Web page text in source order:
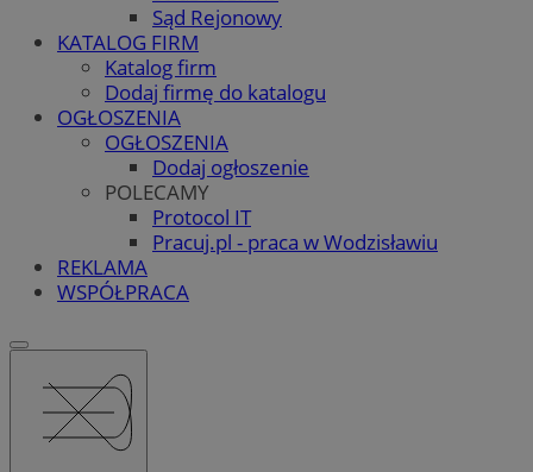
Sąd Rejonowy
KATALOG FIRM
Katalog firm
Dodaj firmę do katalogu
OGŁOSZENIA
OGŁOSZENIA
Dodaj ogłoszenie
POLECAMY
Protocol IT
Pracuj.pl - praca w Wodzisławiu
REKLAMA
WSPÓŁPRACA